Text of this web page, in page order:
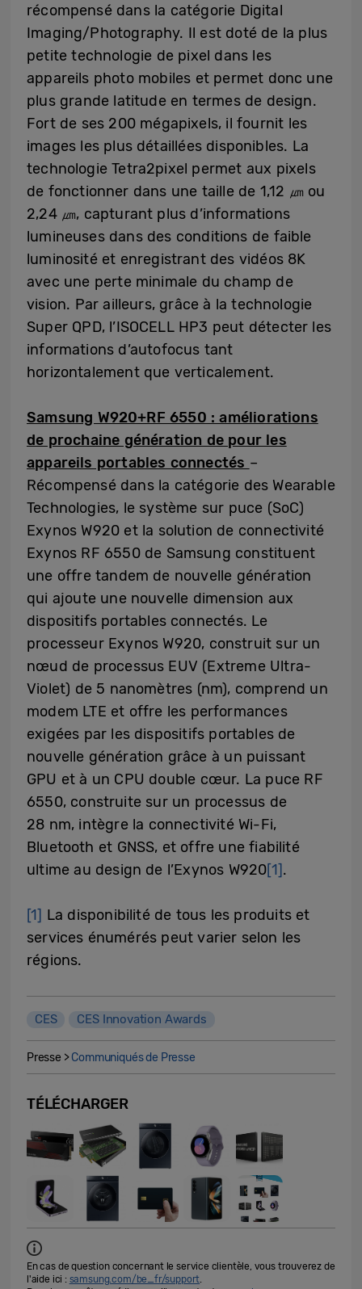
récompensé dans la catégorie Digital
Imaging/Photography. Il est doté de la plus
petite technologie de pixel dans les
appareils photo mobiles et permet donc une
plus grande latitude en termes de design.
Fort de ses 200 mégapixels, il fournit les
images les plus détaillées disponibles. La
technologie Tetra2pixel permet aux pixels
de fonctionner dans une taille de 1,12 ㎛ ou
2,24 ㎛, capturant plus d’informations
lumineuses dans des conditions de faible
luminosité et enregistrant des vidéos 8K
avec une perte minimale du champ de
vision. Par ailleurs, grâce à la technologie
Super QPD, l’ISOCELL HP3 peut détecter les
informations d’autofocus tant
horizontalement que verticalement.
Samsung W920+RF 6550 : améliorations
de prochaine génération de pour les
appareils portables connectés –
Récompensé dans la catégorie des Wearable
Technologies, le système sur puce (SoC)
Exynos W920 et la solution de connectivité
Exynos RF 6550 de Samsung constituent
une offre tandem de nouvelle génération
qui ajoute une nouvelle dimension aux
dispositifs portables connectés. Le
processeur Exynos W920, construit sur un
nœud de processus EUV (Extreme Ultra-
Violet) de 5 nanomètres (nm), comprend un
modem LTE et offre les performances
exigées par les dispositifs portables de
nouvelle génération grâce à un puissant
GPU et à un CPU double cœur. La puce RF
6550, construite sur un processus de
28 nm, intègre la connectivité Wi-Fi,
Bluetooth et GNSS, et offre une fiabilité
ultime au design de l’Exynos W920[1].
[1] La disponibilité de tous les produits et
services énumérés peut varier selon les
régions.
CES CES Innovation Awards
Presse >Communiqués de Presse
TÉLÉCHARGER
En cas de question concernant le service clientèle, vous trouverez de
l'aide ici : samsung.com/be_fr/support.